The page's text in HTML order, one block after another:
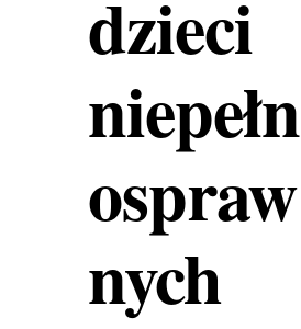
dzieci
niepełn
ospraw
nych